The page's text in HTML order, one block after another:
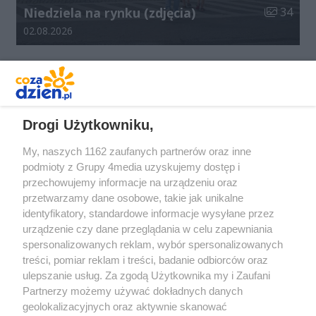
Niedziela na rynku (zdjęcia) Liczba
34
Data dodania galerii:
02.08.2026
Redakcja Reklama Prywatność
Praca Łódź
the:protocol
Drogi Użytkowniku,
My, naszych 1162 zaufanych partnerów oraz inne
podmioty z Grupy 4media uzyskujemy dostęp i
przechowujemy informacje na urządzeniu oraz
przetwarzamy dane osobowe, takie jak unikalne
identyfikatory, standardowe informacje wysyłane przez
urządzenie czy dane przeglądania w celu zapewniania
spersonalizowanych reklam, wybór spersonalizowanych
treści, pomiar reklam i treści, badanie odbiorców oraz
ulepszanie usług. Za zgodą Użytkownika my i Zaufani
Partnerzy możemy używać dokładnych danych
geolokalizacyjnych oraz aktywnie skanować